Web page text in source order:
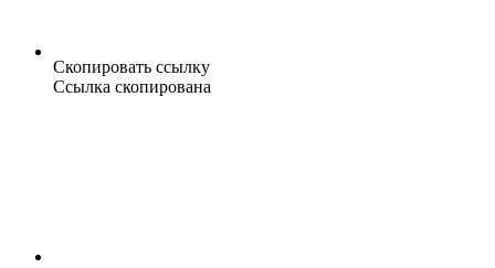
Скопировать ссылку
Ссылка скопирована